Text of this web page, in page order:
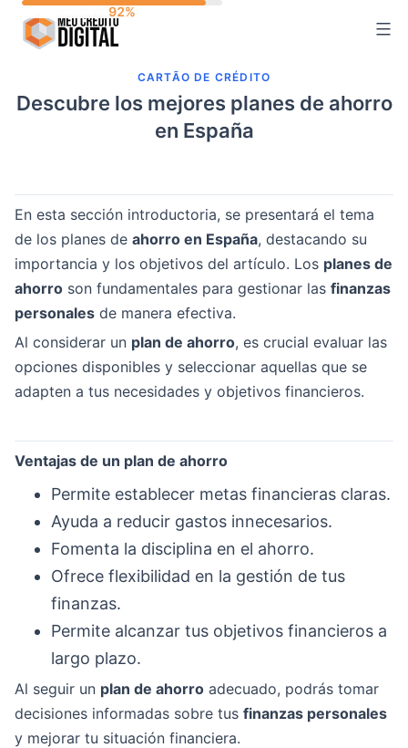
CARTÃO DE CRÉDITO
Descubre los mejores planes de ahorro
en España
En esta sección introductoria, se presentará el tema
de los planes de ahorro en España, destacando su
importancia y los objetivos del artículo. Los planes de
ahorro son fundamentales para gestionar las finanzas
personales de manera efectiva.
Al considerar un plan de ahorro, es crucial evaluar las
opciones disponibles y seleccionar aquellas que se
adapten a tus necesidades y objetivos financieros.
Ventajas de un plan de ahorro
Permite establecer metas financieras claras.
Ayuda a reducir gastos innecesarios.
Fomenta la disciplina en el ahorro.
Ofrece flexibilidad en la gestión de tus
finanzas.
Permite alcanzar tus objetivos financieros a
largo plazo.
Al seguir un plan de ahorro adecuado, podrás tomar
decisiones informadas sobre tus finanzas personales
y mejorar tu situación financiera.